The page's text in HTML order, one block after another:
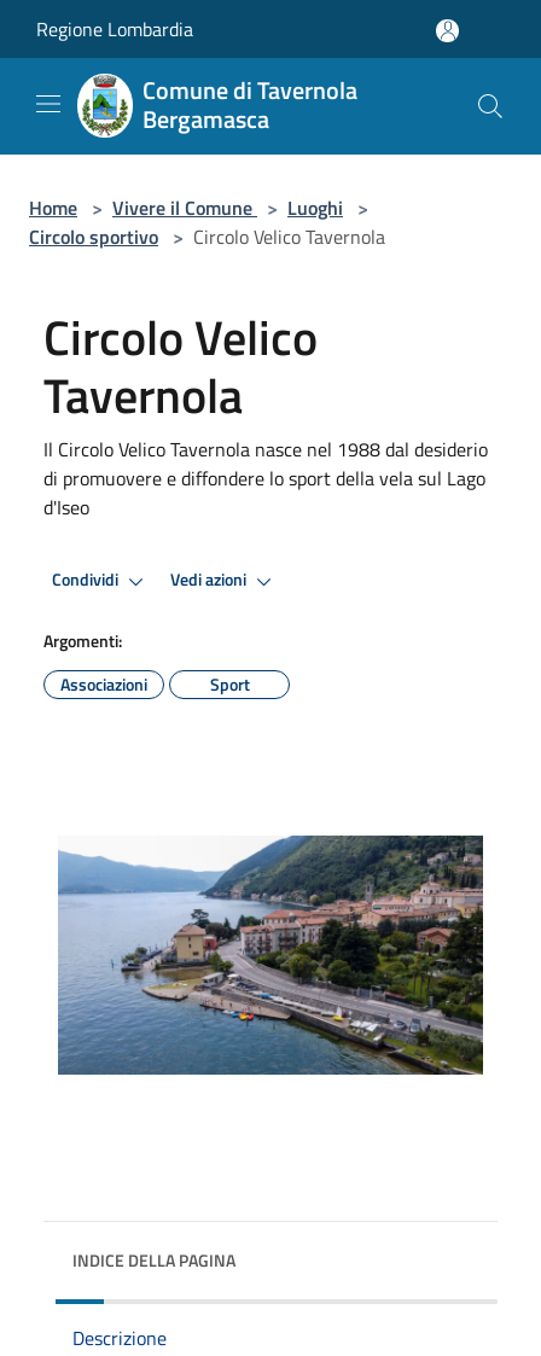
Regione Lombardia
Comune di Tavernola
Bergamasca
Home > Vivere il Comune > Luoghi >
Circolo sportivo > Circolo Velico Tavernola
Circolo Velico
Tavernola
Il Circolo Velico Tavernola nasce nel 1988 dal desiderio
di promuovere e diffondere lo sport della vela sul Lago
d'Iseo
Condividi Vedi azioni
Argomenti:
Associazioni
Sport
INDICE DELLA PAGINA
Descrizione